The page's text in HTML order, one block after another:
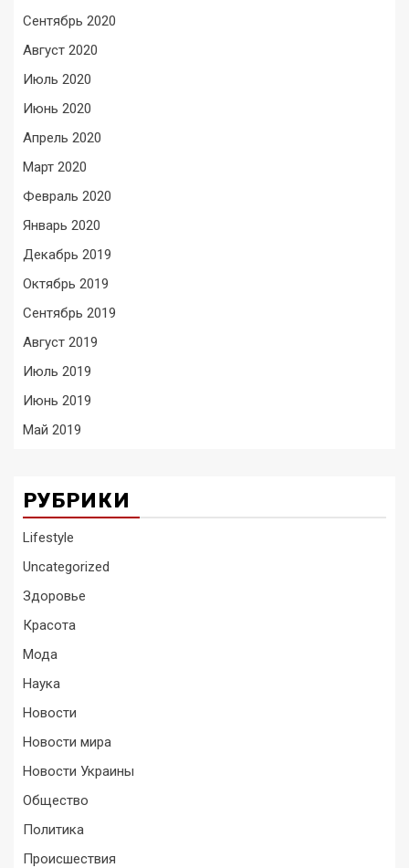
Сентябрь 2020
Август 2020
Июль 2020
Июнь 2020
Апрель 2020
Март 2020
Февраль 2020
Январь 2020
Декабрь 2019
Октябрь 2019
Сентябрь 2019
Август 2019
Июль 2019
Июнь 2019
Май 2019
РУБРИКИ
Lifestyle
Uncategorized
Здоровье
Красота
Мода
Наука
Новости
Новости мира
Новости Украины
Общество
Политика
Происшествия